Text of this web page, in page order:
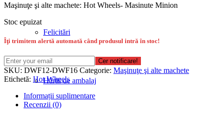
Felicitări
Hârtii de ambalaj
Maşinuţe şi alte machete: Hot Wheels- Masinute Minion
Stoc epuizat
Îţi trimitem alertă automată când produsul intră în stoc!
Cer notificare!
SKU: DWF12-DWF16 Categorie: Maşinuţe şi alte machete
Etichetă: Hot Wheels
Informații suplimentare
Recenzii (0)